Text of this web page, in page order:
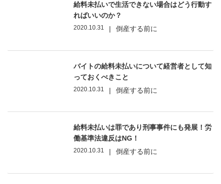
給料未払いで生活できない場合はどう行動す
ればいいのか？
2020.10.31 | 倒産する前に
バイトの給料未払いについて経営者として知
っておくべきこと
2020.10.31 | 倒産する前に
給料未払いは罪であり刑事事件にも発展！労
働基準法違反はNG！
2020.10.31 | 倒産する前に